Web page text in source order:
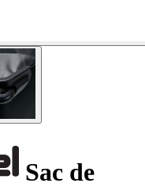
Sac de